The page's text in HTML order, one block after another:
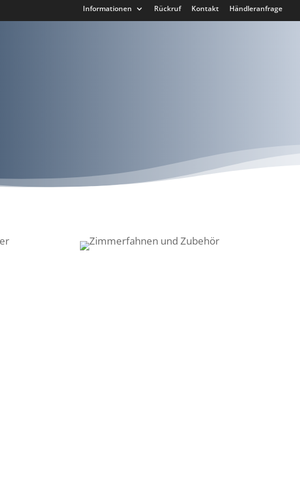
Informationen Rückruf Kontakt Händleranfrage